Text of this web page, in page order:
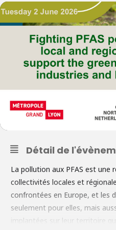
Détail de
La pollution aux PFAS est une
collectivités locales et
confrontées en Europe, et les
seulement pour elles, mais
implantées sur leur territoire